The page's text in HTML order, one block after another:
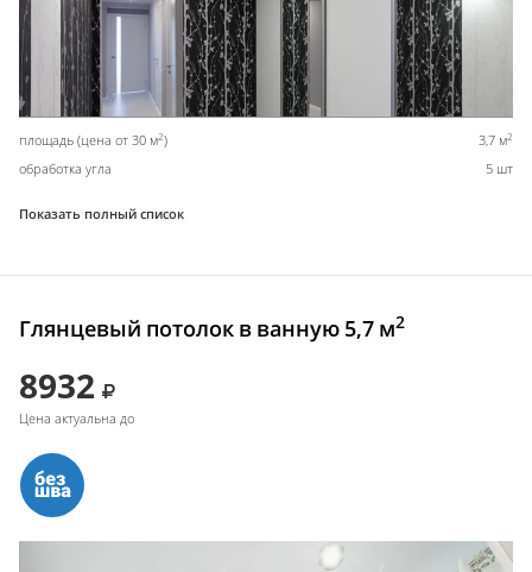
площадь (цена от 30 м2) 3,7 м2
обработка угла 5 шт
Показать полный список
Глянцевый потолок в ванную 5,7 м2
8932
Цена актуальна до